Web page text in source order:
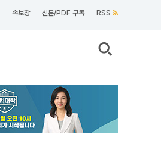
속보창 신문/PDF 구독 RSS